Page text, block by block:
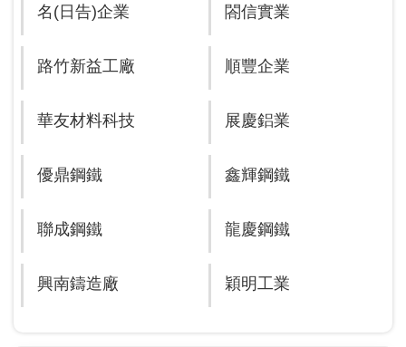
名(日告)企業 閤信實業
路竹新益工廠 順豐企業
華友材料科技 展慶鋁業
優鼎鋼鐵 鑫輝鋼鐵
聯成鋼鐵 龍慶鋼鐵
興南鑄造廠 穎明工業